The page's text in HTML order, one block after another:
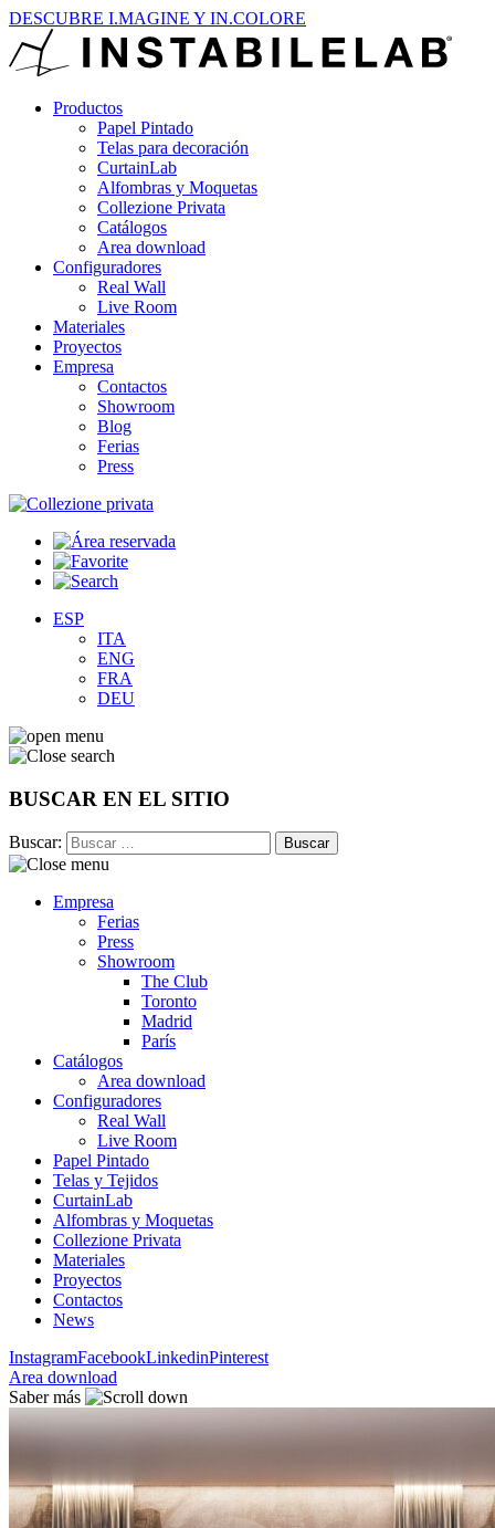
DESCUBRE I.MAGINE Y IN.COLORE
Productos
Papel Pintado
Telas para decoración
CurtainLab
Alfombras y Moquetas
Collezione Privata
Catálogos
Area download
Configuradores
Real Wall
Live Room
Materiales
Proyectos
Empresa
Contactos
Showroom
Blog
Ferias
Press
ESP
ITA
ENG
FRA
DEU
BUSCAR EN EL SITIO
Buscar:
Empresa
Ferias
Press
Showroom
The Club
Toronto
Madrid
París
Catálogos
Area download
Configuradores
Real Wall
Live Room
Papel Pintado
Telas y Tejidos
CurtainLab
Alfombras y Moquetas
Collezione Privata
Materiales
Proyectos
Contactos
News
InstagramFacebookLinkedinPinterest
Area download
Saber más